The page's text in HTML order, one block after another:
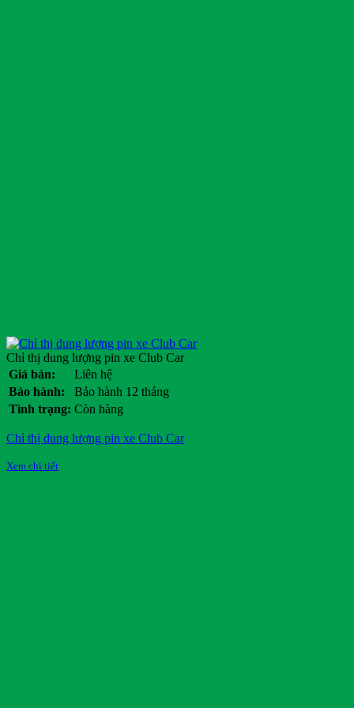
Chỉ thị dung lượng pin xe Club Car
Giá bán:
Liên hệ
Bảo hành:
Bảo hành 12 tháng
Tình trạng: Còn hàng
Chỉ thị dung lượng pin xe Club Car
Xem chi tiết